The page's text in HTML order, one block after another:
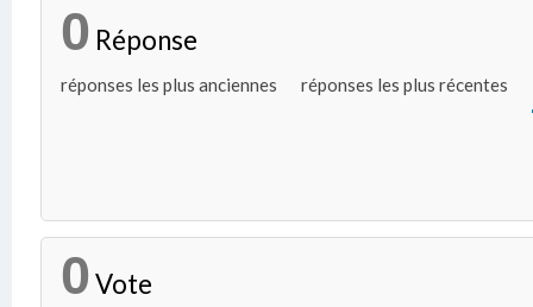
0 Réponse
réponses les plus anciennes réponses les plus récentes
0 Vote